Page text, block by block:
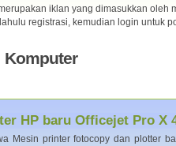
iklan yang dimasukkan oleh
registrasi, kemudian login untuk
Komputer
HP baru Officejet Pro X
Mesin printer fotocopy dan plotter